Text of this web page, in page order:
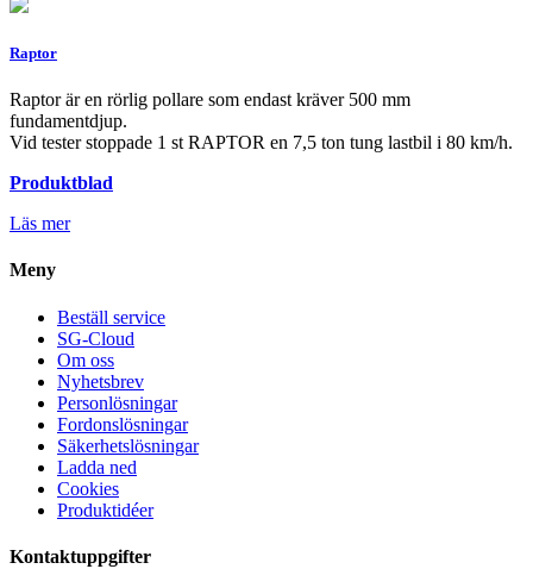
Raptor
Raptor är en rörlig pollare som endast kräver 500 mm
fundamentdjup.
Vid tester stoppade 1 st RAPTOR en 7,5 ton tung lastbil i 80 km/h.
Produktblad
Läs mer
Meny
Beställ service
SG-Cloud
Om oss
Nyhetsbrev
Personlösningar
Fordonslösningar
Säkerhetslösningar
Ladda ned
Cookies
Produktidéer
Kontaktuppgifter